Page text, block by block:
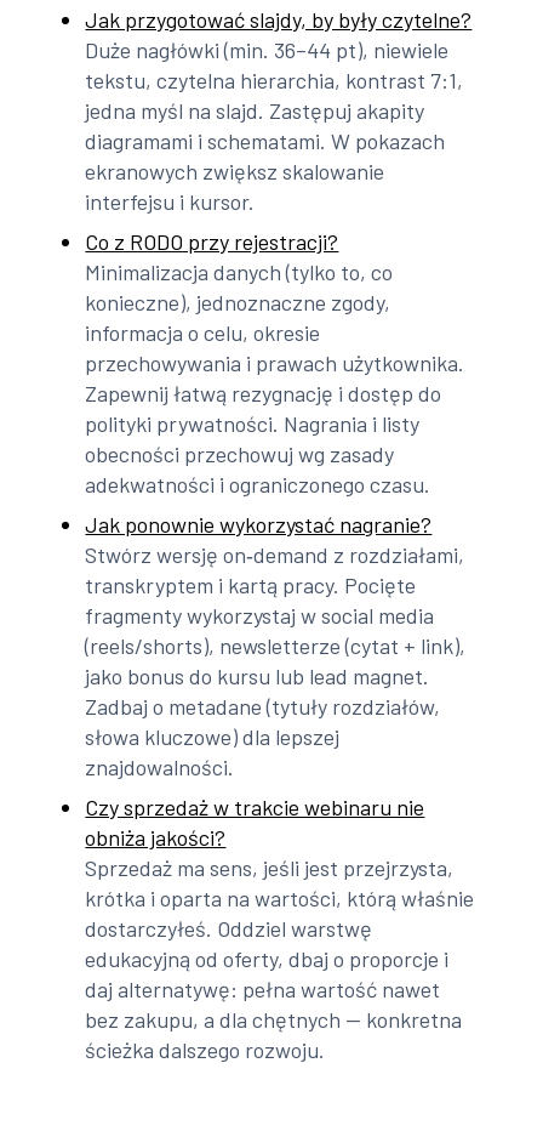
Jak przygotować slajdy, by były czytelne?
Duże nagłówki (min. 36–44 pt), niewiele
tekstu, czytelna hierarchia, kontrast 7:1,
jedna myśl na slajd. Zastępuj akapity
diagramami i schematami. W pokazach
ekranowych zwiększ skalowanie
interfejsu i kursor.
Co z RODO przy rejestracji?
Minimalizacja danych (tylko to, co
konieczne), jednoznaczne zgody,
informacja o celu, okresie
przechowywania i prawach użytkownika.
Zapewnij łatwą rezygnację i dostęp do
polityki prywatności. Nagrania i listy
obecności przechowuj wg zasady
adekwatności i ograniczonego czasu.
Jak ponownie wykorzystać nagranie?
Stwórz wersję on‑demand z rozdziałami,
transkryptem i kartą pracy. Pocięte
fragmenty wykorzystaj w social media
(reels/shorts), newsletterze (cytat + link),
jako bonus do kursu lub lead magnet.
Zadbaj o metadane (tytuły rozdziałów,
słowa kluczowe) dla lepszej
znajdowalności.
Czy sprzedaż w trakcie webinaru nie
obniża jakości?
Sprzedaż ma sens, jeśli jest przejrzysta,
krótka i oparta na wartości, którą właśnie
dostarczyłeś. Oddziel warstwę
edukacyjną od oferty, dbaj o proporcje i
daj alternatywę: pełna wartość nawet
bez zakupu, a dla chętnych — konkretna
ścieżka dalszego rozwoju.